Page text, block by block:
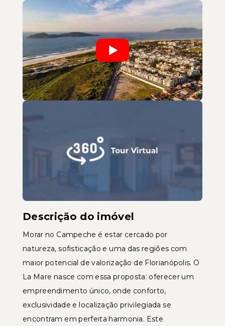
Descrição do imóvel
Morar no Campeche é estar cercado por
natureza, sofisticação e uma das regiões com
maior potencial de valorização de Florianópolis. O
La Mare nasce com essa proposta: oferecer um
empreendimento único, onde conforto,
exclusividade e localização privilegiada se
encontram em perfeita harmonia. Este